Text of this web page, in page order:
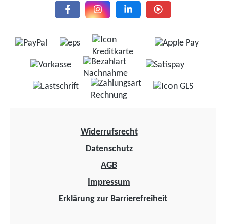
Widerrufsrecht
Datenschutz
AGB
Impressum
Erklärung zur Barrierefreiheit